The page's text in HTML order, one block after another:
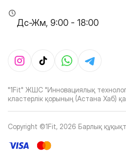
Дс-Жм, 9:00 - 18:00
"1Fit" ЖШС "Инновациялық
кластерлік қорының (Астана Хаб)
Copyright ©1Fit, 2026 Барлық